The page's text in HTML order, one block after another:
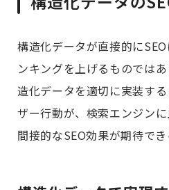
構造化データが直接的に
ンキングを上げるものでは
造化データを適切に実装す
ザー行動が、検索エンジンに
間接的なSEO効果が期待でき